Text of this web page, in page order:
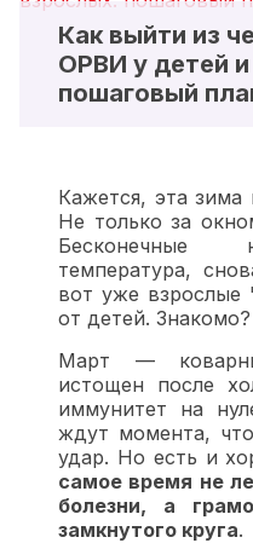
Как выйти из
ОРВИ у детей
пошаговый
Кажется, эта зима
Не только за
Бесконечные
температура,
вот уже взрослые
от детей. Знакомо?
Март —
истощен после
иммунитет на
ждут момента,
удар. Но есть и
самое время не
болезни, а
замкнутого круга.